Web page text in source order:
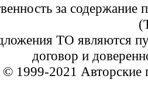
за
ТО являются
договор и
© 1999-2021